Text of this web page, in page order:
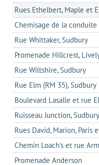
Rues Ethelbert, Maple et
Chemisage de la
Rue Whittaker, Sudbury
Promenade Hillcrest,
Rue Wiltshire, Sudbury
Rue Elm (RM 35), Sudbury
Boulevard Lasalle et rue
Ruisseau Junction, Sudbury
Rues David, Marion, Paris
Chemin Loach's et rue
Promenade Anderson